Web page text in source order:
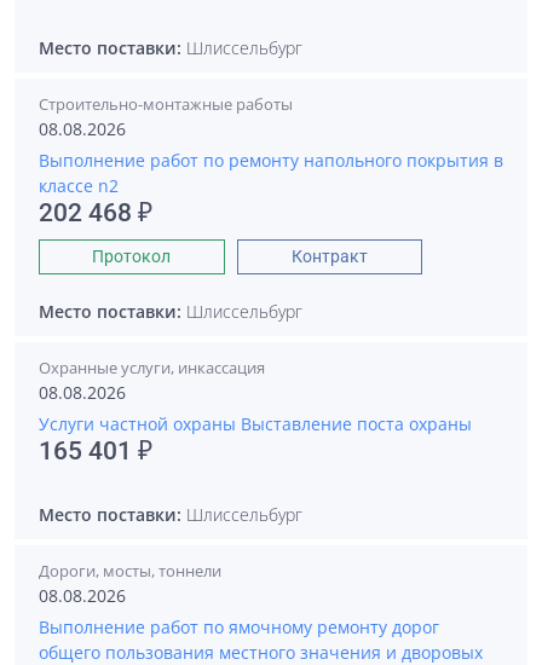
Место поставки: Шлиссельбург
Строительно-монтажные работы
08.08.2026
Выполнение работ по ремонту напольного покрытия в
классе n2
202 468 ₽
Протокол Контракт
Место поставки: Шлиссельбург
Охранные услуги, инкассация
08.08.2026
Услуги частной охраны Выставление поста охраны
165 401 ₽
Место поставки: Шлиссельбург
Дороги, мосты, тоннели
08.08.2026
Выполнение работ по ямочному ремонту дорог
общего пользования местного значения и дворовых